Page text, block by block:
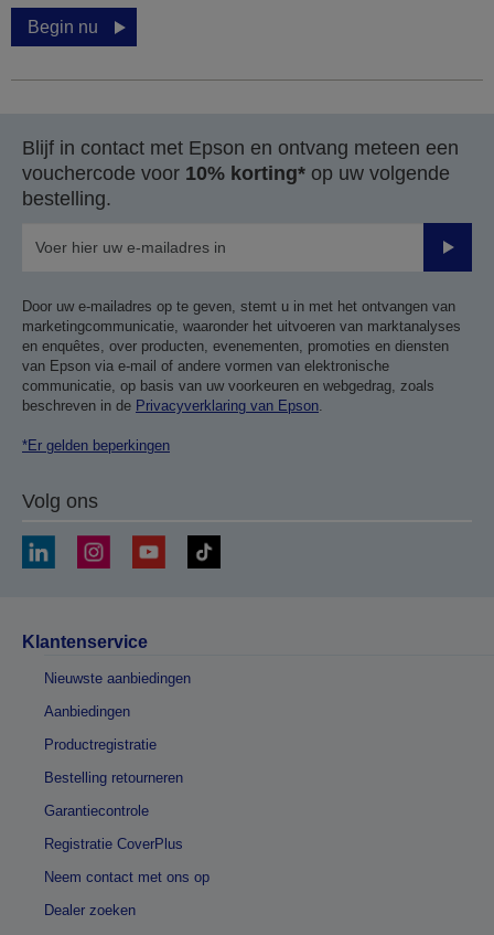
Begin nu
Blijf in contact met Epson en ontvang meteen een
vouchercode voor 10% korting* op uw volgende
bestelling.
Door uw e-mailadres op te geven, stemt u in met het ontvangen van
marketingcommunicatie, waaronder het uitvoeren van marktanalyses
en enquêtes, over producten, evenementen, promoties en diensten
van Epson via e-mail of andere vormen van elektronische
communicatie, op basis van uw voorkeuren en webgedrag, zoals
beschreven in de Privacyverklaring van Epson.
*Er gelden beperkingen
Volg ons
Klantenservice
Nieuwste aanbiedingen
Aanbiedingen
Productregistratie
Bestelling retourneren
Garantiecontrole
Registratie CoverPlus
Neem contact met ons op
Dealer zoeken